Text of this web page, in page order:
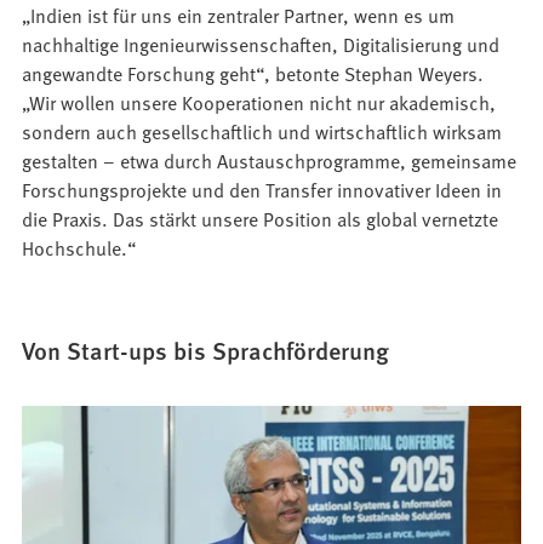
„Indien ist für uns ein zentraler Partner, wenn es um
nachhaltige Ingenieurwissenschaften, Digitalisierung und
angewandte Forschung geht“, betonte Stephan Weyers.
„Wir wollen unsere Kooperationen nicht nur akademisch,
sondern auch gesellschaftlich und wirtschaftlich wirksam
gestalten – etwa durch Austauschprogramme, gemeinsame
Forschungsprojekte und den Transfer innovativer Ideen in
die Praxis. Das stärkt unsere Position als global vernetzte
Hochschule.“
Von Start-ups bis Sprachförderung